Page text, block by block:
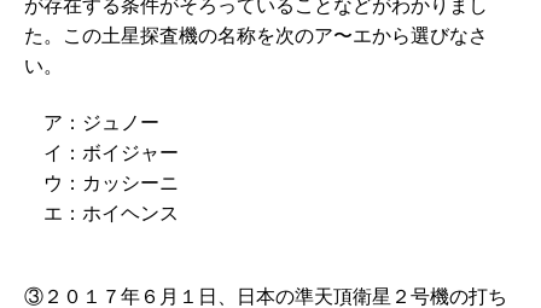
が存在する条件がそろっていることなどがわかりまし
た。この土星探査機の名称を次のア〜エから選びなさ
い。
ア：ジュノー
イ：ボイジャー
ウ：カッシーニ
エ：ホイヘンス
③２０１７年６月１日、日本の準天頂衛星２号機の打ち